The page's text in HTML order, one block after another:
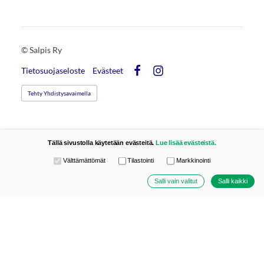
©Salpis Ry
Tietosuojaseloste
Evästeet
Tehty Yhdistysavaimella
Tällä sivustolla käytetään evästeitä.Lue lisää evästeistä.
Valitse käytettävät evästeet
Välttämättömät Tilastointi Markkinointi
Salli vain valitut Salli kaikki